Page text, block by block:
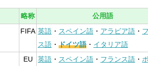
略称 公用語
FIFA 英語 ・ スペイン語 ・ アラビア語 ・
ス語 ・ ドイツ語 ・ イタリア語
EU 英語 ・ スペイン語 ・ フランス語 ・